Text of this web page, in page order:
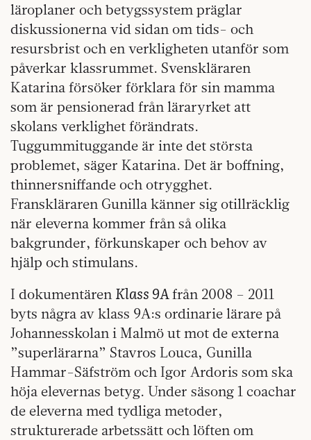
läroplaner och betygssystem präglar
diskussionerna vid sidan om tids- och
resursbrist och en verkligheten utanför som
påverkar klassrummet. Svenskläraren
Katarina försöker förklara för sin mamma
som är pensionerad från läraryrket att
skolans verklighet förändrats.
Tuggummituggande är inte det största
problemet, säger Katarina. Det är boffning,
thinnersniffande och otrygghet.
Franskläraren Gunilla känner sig otillräcklig
när eleverna kommer från så olika
bakgrunder, förkunskaper och behov av
hjälp och stimulans.
I dokumentären Klass 9Afrån 2008 – 2011
byts några av klass 9A:s ordinarie lärare på
Johannesskolan i Malmö ut mot de externa
”superlärarna” Stavros Louca, Gunilla
Hammar-Säfström och Igor Ardoris som ska
höja elevernas betyg. Under säsong 1 coachar
de eleverna med tydliga metoder,
strukturerade arbetssätt och löften om